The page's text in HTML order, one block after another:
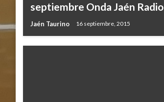
septiembre Onda Jaén Radio
Jaén Taurino 16 septiembre, 2015